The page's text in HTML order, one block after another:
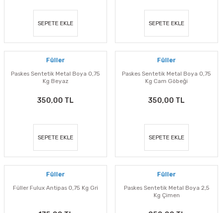
SEPETE EKLE SEPETE EKLE
Füller
Paskes Sentetik Metal Boya 0,75
Kg Beyaz
350,00 TL
SEPETE EKLE
Füller
Paskes Sentetik Metal Boya 0,75
Kg Cam Göbeği
350,00 TL
SEPETE EKLE
Füller
Füller Fulux Antipas 0,75 Kg Gri
Füller
Paskes Sentetik Metal Boya 2,5
Kg Çimen